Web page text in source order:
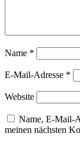
Name *
E-Mail-Adresse *
Website
Name, E-Mail-
meinen nächsten